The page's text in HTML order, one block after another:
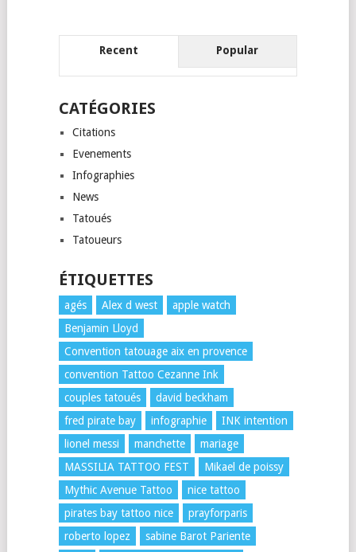
Recent Popular
CATÉGORIES
Citations
Evenements
Infographies
News
Tatoués
Tatoueurs
ÉTIQUETTES
agés Alex d west
apple watch
Benjamin Lloyd
Convention tatouage aix en provence
convention Tattoo Cezanne Ink
couples tatoués
david beckham
fred pirate bay
infographie
INK intention
lionel messi
manchette
mariage
MASSILIA TATTOO FEST
Mikael de poissy
Mythic Avenue Tattoo
nice tattoo
pirates bay tattoo nice
prayforparis
roberto lopez
sabine Barot Pariente